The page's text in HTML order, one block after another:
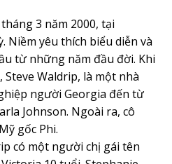
3 năm 2000, tại
Niềm yêu thích biểu diễn và
từ những năm đầu đời. Khi
Steve Waldrip, là một nhà
người Georgia đến từ
Johnson. Ngoài ra, cô
gốc Phi.
có một người chị gái tên